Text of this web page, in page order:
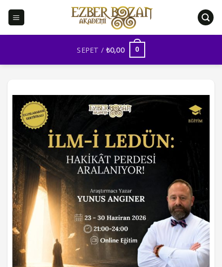
SEPET / ₺0,00 0